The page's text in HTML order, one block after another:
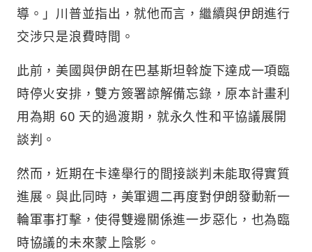
導。」川普並指出，就他而言，繼續與伊朗進行
交涉只是浪費時間。
此前，美國與伊朗在巴基斯坦斡旋下達成一項臨
時停火安排，雙方簽署諒解備忘錄，原本計畫利
用為期 60 天的過渡期，就永久性和平協議展開
談判。
然而，近期在卡達舉行的間接談判未能取得實質
進展。與此同時，美軍週二再度對伊朗發動新一
輪軍事打擊，使得雙邊關係進一步惡化，也為臨
時協議的未來蒙上陰影。